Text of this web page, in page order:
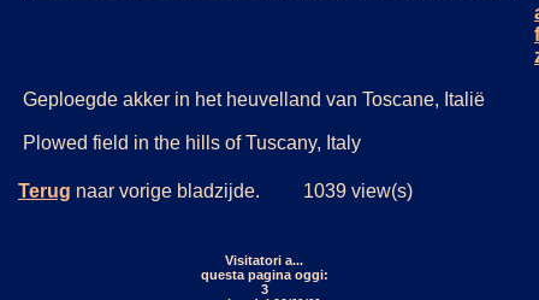
Geploegde akker in het heuvelland van Toscane, Italië
Plowed field in the hills of Tuscany, Italy
Terug naar vorige bladzijde. 1039 view(s)
Visitatori a...
questa pagina oggi:
3